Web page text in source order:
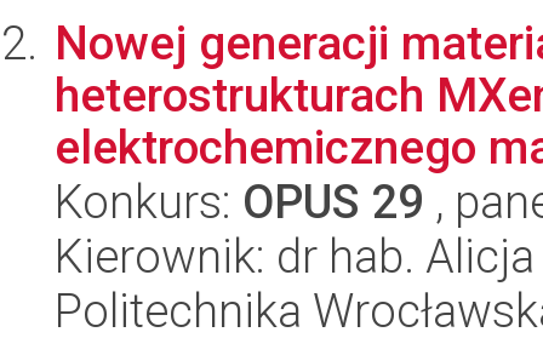
Nowej generacji
heterostrukturach
elektrochemicznego
Konkurs: OPUS 29 ,
Kierownik: dr hab.
Politechnika